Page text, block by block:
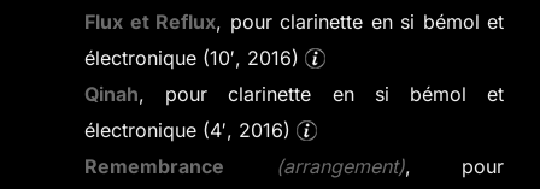
Flux et Reflux, pour clarinette en si bémol et
électronique (10′, 2016)
Qinah, pour clarinette en si bémol et
électronique (4′, 2016)
Remembrance
(arrangement), pour